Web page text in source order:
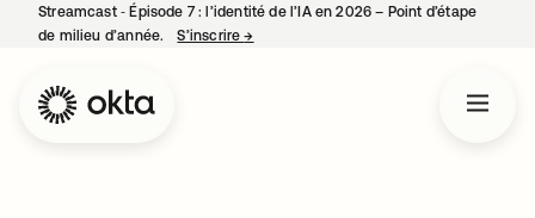
Streamcast ‑ Épisode 7 : l’identité de l’IA en 2026 – Point d’étape
de milieu d’année.
S’inscrire→